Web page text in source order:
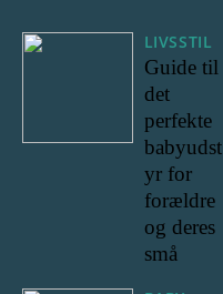
LIVSSTIL
Guide til
det
perfekte
babyudst
yr for
forældre
og deres
små